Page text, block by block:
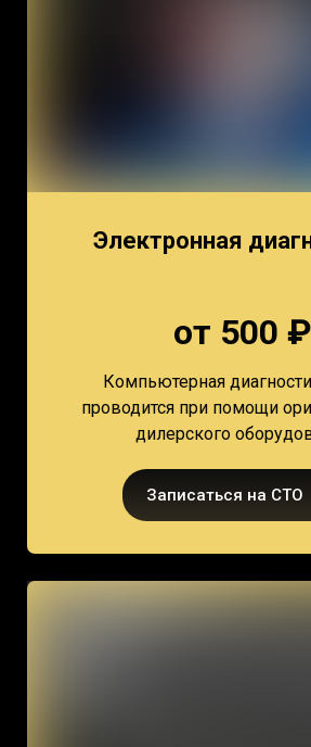
Электронная
от 500 ₽
Компьютерная
проводится при помощи
дилерского
Записаться на СТО